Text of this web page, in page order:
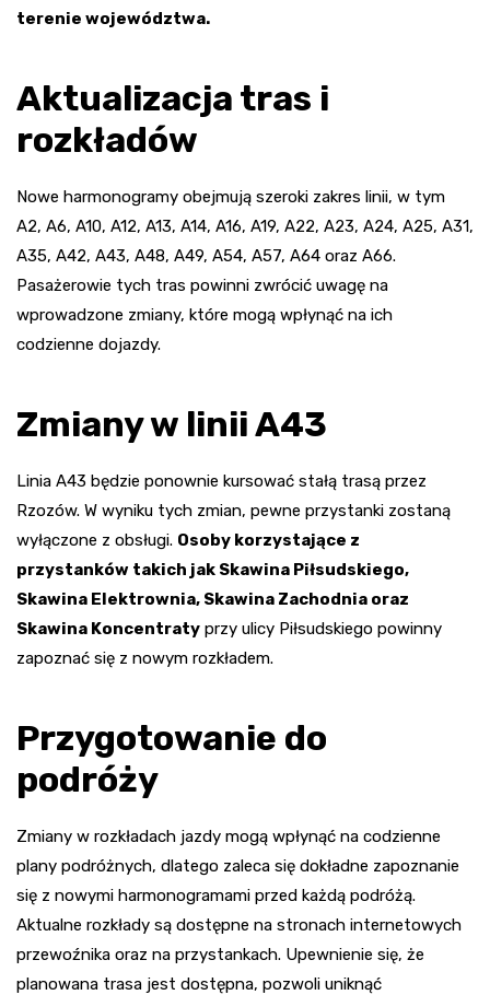
terenie województwa.
Aktualizacja tras i
rozkładów
Nowe harmonogramy obejmują szeroki zakres linii, w tym
A2, A6, A10, A12, A13, A14, A16, A19, A22, A23, A24, A25, A31,
A35, A42, A43, A48, A49, A54, A57, A64 oraz A66.
Pasażerowie tych tras powinni zwrócić uwagę na
wprowadzone zmiany, które mogą wpłynąć na ich
codzienne dojazdy.
Zmiany w linii A43
Linia A43 będzie ponownie kursować stałą trasą przez
Rzozów. W wyniku tych zmian, pewne przystanki zostaną
wyłączone z obsługi. Osoby korzystające z
przystanków takich jak Skawina Piłsudskiego,
Skawina Elektrownia, Skawina Zachodnia oraz
Skawina Koncentraty przy ulicy Piłsudskiego powinny
zapoznać się z nowym rozkładem.
Przygotowanie do
podróży
Zmiany w rozkładach jazdy mogą wpłynąć na codzienne
plany podróżnych, dlatego zaleca się dokładne zapoznanie
się z nowymi harmonogramami przed każdą podróżą.
Aktualne rozkłady są dostępne na stronach internetowych
przewoźnika oraz na przystankach. Upewnienie się, że
planowana trasa jest dostępna, pozwoli uniknąć